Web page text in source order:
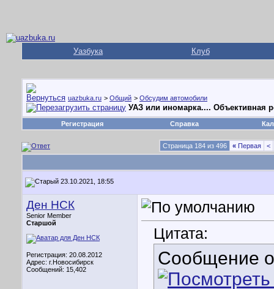
Уазбука Клуб
uazbuka.ru > Общий > Обсудим автомобили
УАЗ или иномарка.... Объективная
Регистрация Справка
Страница 184 из 496 « Первая <
23.10.2021, 18:55
Ден НСК
Senior Member
Старшой
Регистрация: 20.08.2012
Адрес: г.Новосибирск
Сообщений: 15,402
Цитата:
Сообщение